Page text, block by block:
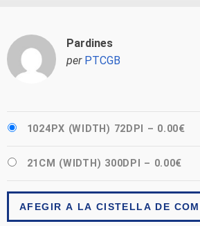
Pardines
per PTCGB
1024PX (WIDTH) 72DPI – 0.00€
21CM (WIDTH) 300DPI – 0.00€
AFEGIR A LA CISTELLA DE